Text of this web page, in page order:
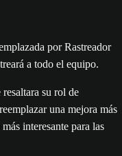
por Rastreador
a todo el equipo.
su rol de
una mejora más
interesante para las